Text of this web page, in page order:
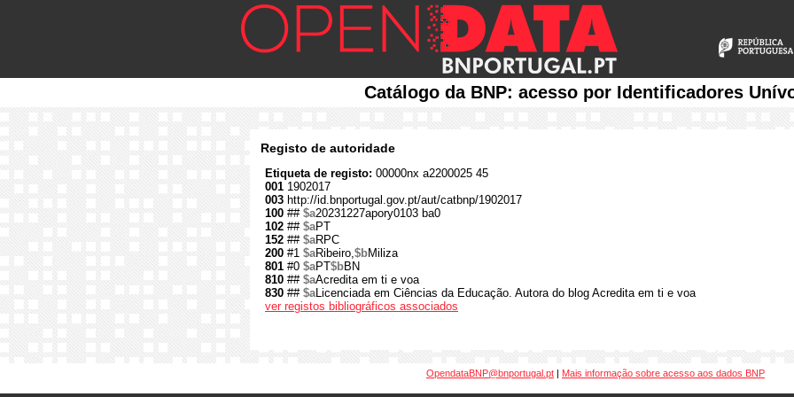
Catálogo da BNP: acesso por Identificadores
Registo de autoridade
Etiqueta de registo: 00000nx a2200025 45
001 1902017
003 http://id.bnportugal.gov.pt/aut/catbnp/1902017
100 ## $a20231227apory0103 ba0
102 ## $aPT
152 ## $aRPC
200 #1 $aRibeiro,$bMiliza
801 #0 $aPT$bBN
810 ## $aAcredita em ti e voa
830 ## $aLicenciada em Ciências da Educação. Autora do blog Acredita em ti e voa
ver registos bibliográficos associados
OpendataBNP@bnportugal.pt | Mais informação sobre acesso aos dados BNP